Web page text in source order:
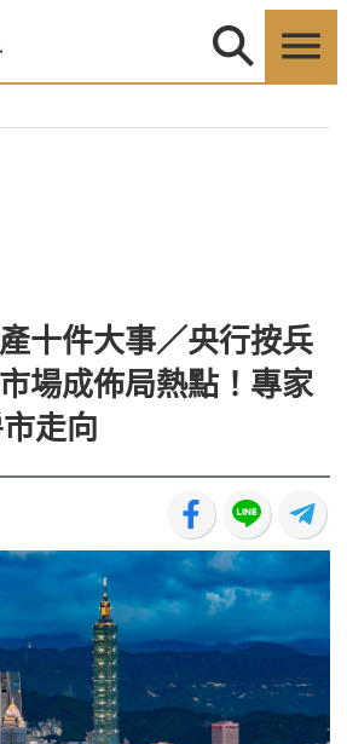
十件大事／央行按兵
場成佈局熱點！專家
走向